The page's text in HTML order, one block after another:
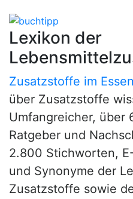
Lexikon der
Zusatzstoffe im Essen
über Zusatzstoffe
Umfangreicher, über
Ratgeber und
2.800 Stichworten,
und Synonyme der
Zusatzstoffe sowie